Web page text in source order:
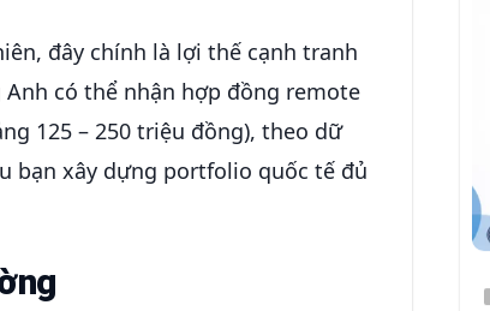
đây chính là lợi thế cạnh tranh
có thể nhận hợp đồng remote
125 – 250 triệu đồng), theo dữ
bạn xây dựng portfolio quốc tế đủ